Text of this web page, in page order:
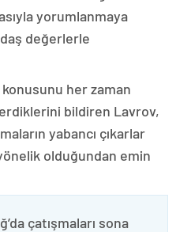
yorumlanmaya
değerlerle
her zaman
bildiren Lavrov,
yabancı çıkarlar
olduğundan emin
çatışmaları sona